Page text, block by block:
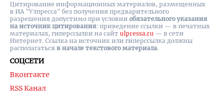
СОЦСЕТИ
Вконтакте
RSS Канал
Цитирование информационных материалов, размещенных
в ИА "Улпресса" без получения предварительного
разрешения допустимо при условии обязательного указания
на источник цитирования: приведение ссылки — в печатных
материалах, гиперссылки на cайт ulpressa.ru — в сети
Интернет. Ссылка на источник или гиперссылка должны
располагаться в начале текстового материала.